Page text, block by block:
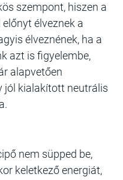
szempont, hiszen a
élveznek a
élveznének, ha a
azt is figyelembe,
alapvetően
jól kialakított neutrális
nem süpped be,
keletkező energiát,